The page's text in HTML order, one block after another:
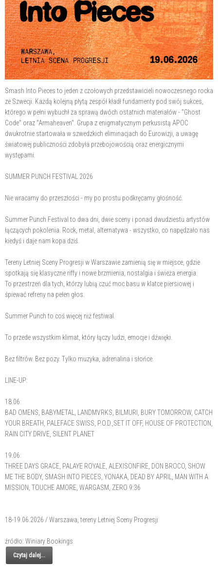
Smash Into Pieces to jeden z czołowych przedstawicieli nowoczesnego rocka
ze Szwecji. Każdą kolejną płytą zespół kładł fundamenty pod swój sukces,
którego w pełni wybuchł za sprawą dwóch ostatnich materiałów - "Ghost
Code" oraz "Armaheaven". Grupa z enigmatycznym perkusistą APOC
dwukrotnie startowała w szwedzkich eliminacjach do Eurowizji, a uwagę
światowej publiczności zdobyła przebojowością oraz energicznymi
występami.
SUMMER PUNCH FESTIVAL 2026
Nie wracamy do przeszłości - my po prostu podkręcamy głośność.
Summer Punch Festival to dwa dni, dwie sceny i ponad dwudziestu artystów
łączących pokolenia. Rock, metal, alternatywa - wszystko, co napędzało nas
kiedyś i daje nam kopa dziś.
Tereny Letniej Sceny Progresji w Warszawie zamienią się w miejsce, gdzie
spotkają się klasyczne riffy i nowe brzmienia, nostalgia i świeża energia.
To przestrzeń dla tych, którzy lubią czuć moc basu w klatce piersiowej i
śpiewać refreny na pełen głos.
Summer Punch to coś więcej niż festiwal.
To przede wszystkim klimat, który łączy ludzi, emocje i dźwięki.
Bez filtrów. Bez pozy. Tylko muzyka, adrenalina i słońce.
LINE-UP:
18.06:
BAD OMENS, BABYMETAL, LANDMVRKS, BILMURI, BURY TOMORROW, CATCH
YOUR BREATH, PALEFACE SWISS, P.O.D.,SET IT OFF, HOUSE OF PROTECTION,
RAIN CITY DRIVE, SILENT PLANET
19.06:
THREE DAYS GRACE, PALAYE ROYALE, ALEXISONFIRE, DON BROCO, SHOW
ME THE BODY, SMASH INTO PIECES, YONAKA, DEAD BY APRIL, MAN WITH A
MISSION, TOUCHE AMORE, WARGASM, ZERO 9:36
18-19.06.2026 / Warszawa, tereny Letniej Sceny Progresji
źródło: Winiary Bookings
Czytaj dalej...